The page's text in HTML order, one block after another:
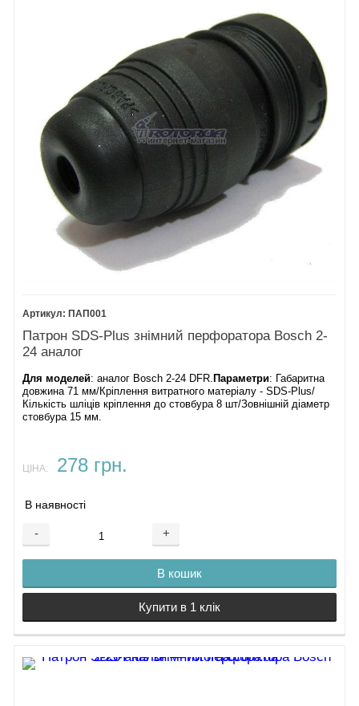
ПАП001
Патрон SDS-Plus знімний перфоратора Bosch 2-
24 аналог
Для моделей: аналог Bosch 2-24 DFR. Параметри: Габаритна
довжина 71 мм/Кріплення витратного матеріалу - SDS-Plus/
Кількість шліців кріплення до стовбура 8 шт/Зовнішній діаметр
стовбура 15 мм.
ЦІНА: 278 грн.
В наявності
- +
В кошик
Купити в 1 клік